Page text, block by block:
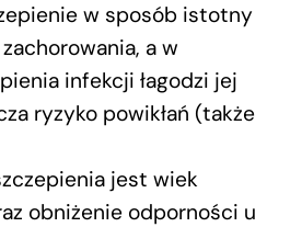
w sposób istotny
a w
infekcji łagodzi jej
ryzyko powikłań (także
jest wiek
obniżenie odporności u